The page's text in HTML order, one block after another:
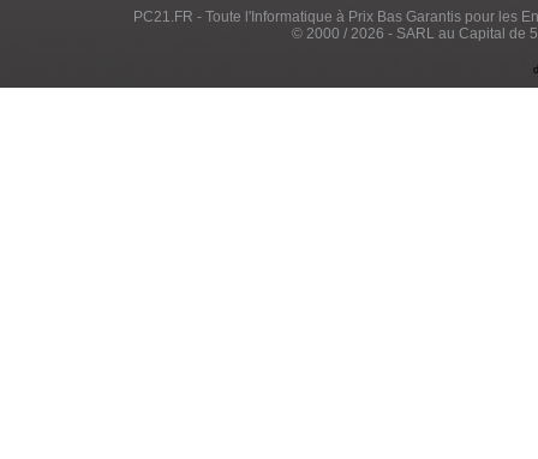
PC21.FR - Toute l'Informatique à Prix Bas Garantis pour les
© 2000 / 2026 - SARL au Capital de